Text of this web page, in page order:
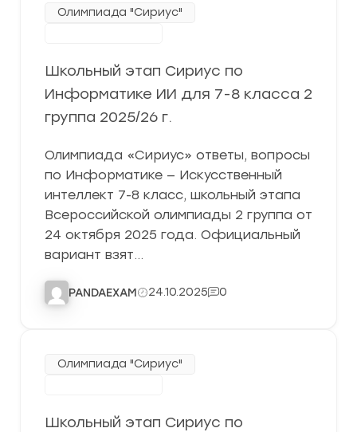
Олимпиада "Сириус"
Школьный этап Сириус по
Информатике ИИ для 7-8 класса 2
группа 2025/26 г.
Олимпиада «Сириус» ответы, вопросы
по Информатике — Искусственный
интеллект 7-8 класс, школьный этапа
Всероссийской олимпиады 2 группа от
24 октября 2025 года. Официальный
вариант взят…
PANDAEXAM 24.10.2025 0
Олимпиада "Сириус"
Школьный этап Сириус по